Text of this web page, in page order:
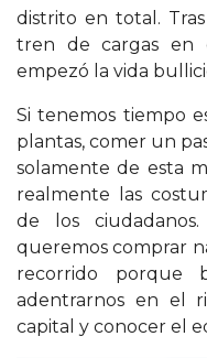
distrito en total.
tren de cargas en
empezó la vida
Si tenemos tiempo
plantas, comer un
solamente de esta
realmente las
de los
queremos comprar
recorrido porque
adentrarnos en el
capital y conocer el